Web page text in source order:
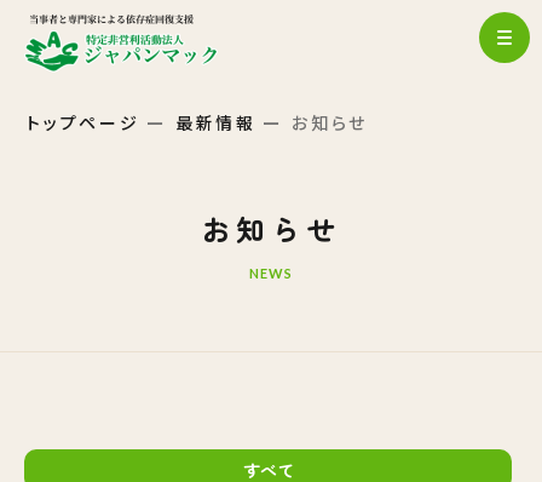
トップページ 最新情報 お知らせ
お知らせ
NEWS
すべて